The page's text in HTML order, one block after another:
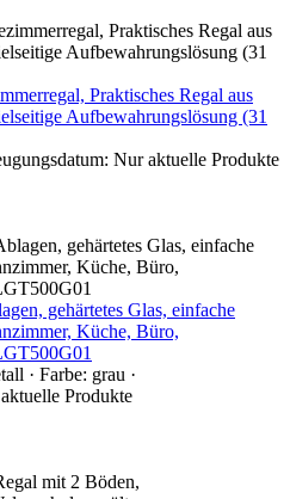
Praktisches Regal aus
Aufbewahrungslösung (31
Nur aktuelle Produkte
gehärtetes Glas, einfache
Küche, Büro,
· Farbe: grau ·
Produkte